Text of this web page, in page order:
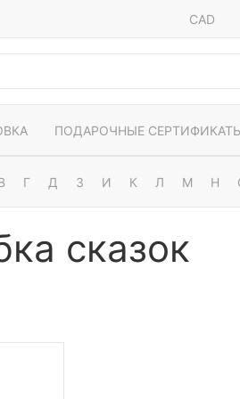
CAD
ПОДАРОЧНЫЕ
Г Д З И К Л М Н
сказок